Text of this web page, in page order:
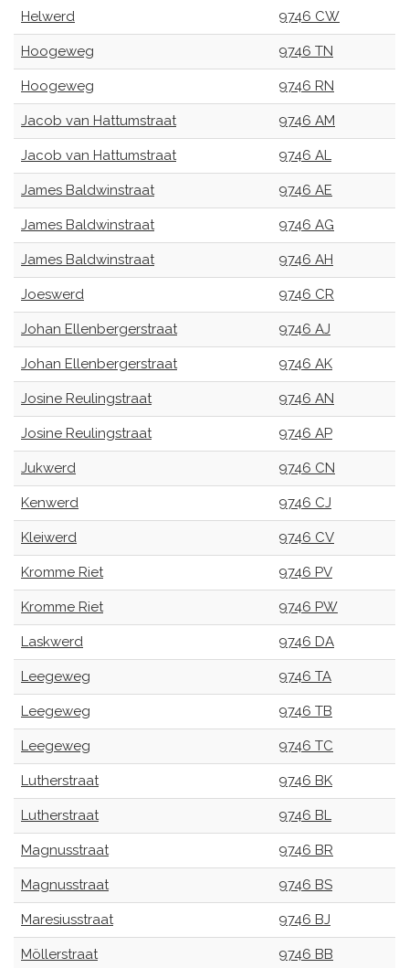
Helwerd 9746 CW
Hoogeweg 9746 TN
Hoogeweg 9746 RN
Jacob van Hattumstraat 9746 AM
Jacob van Hattumstraat 9746 AL
James Baldwinstraat 9746 AE
James Baldwinstraat 9746 AG
James Baldwinstraat 9746 AH
Joeswerd 9746 CR
Johan Ellenbergerstraat 9746 AJ
Johan Ellenbergerstraat 9746 AK
Josine Reulingstraat 9746 AN
Josine Reulingstraat 9746 AP
Jukwerd 9746 CN
Kenwerd 9746 CJ
Kleiwerd 9746 CV
Kromme Riet 9746 PV
Kromme Riet 9746 PW
Laskwerd 9746 DA
Leegeweg 9746 TA
Leegeweg 9746 TB
Leegeweg 9746 TC
Lutherstraat 9746 BK
Lutherstraat 9746 BL
Magnusstraat 9746 BR
Magnusstraat 9746 BS
Maresiusstraat 9746 BJ
Möllerstraat 9746 BB